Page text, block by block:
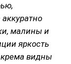
малины и
яркость
крема видны